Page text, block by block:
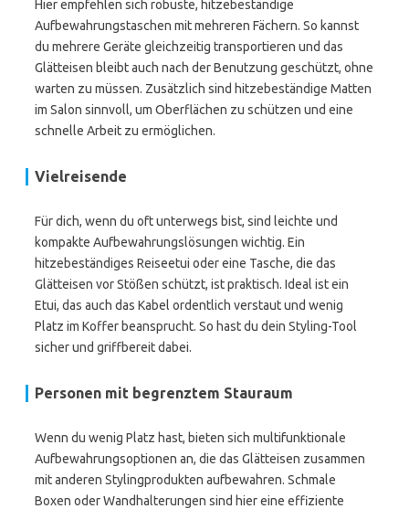
Hier empfehlen sich robuste, hitzebeständige
Aufbewahrungstaschen mit mehreren Fächern. So kannst
du mehrere Geräte gleichzeitig transportieren und das
Glätteisen bleibt auch nach der Benutzung geschützt, ohne
warten zu müssen. Zusätzlich sind hitzebeständige Matten
im Salon sinnvoll, um Oberflächen zu schützen und eine
schnelle Arbeit zu ermöglichen.
Vielreisende
Für dich, wenn du oft unterwegs bist, sind leichte und
kompakte Aufbewahrungslösungen wichtig. Ein
hitzebeständiges Reiseetui oder eine Tasche, die das
Glätteisen vor Stößen schützt, ist praktisch. Ideal ist ein
Etui, das auch das Kabel ordentlich verstaut und wenig
Platz im Koffer beansprucht. So hast du dein Styling-Tool
sicher und griffbereit dabei.
Personen mit begrenztem Stauraum
Wenn du wenig Platz hast, bieten sich multifunktionale
Aufbewahrungsoptionen an, die das Glätteisen zusammen
mit anderen Stylingprodukten aufbewahren. Schmale
Boxen oder Wandhalterungen sind hier eine effiziente